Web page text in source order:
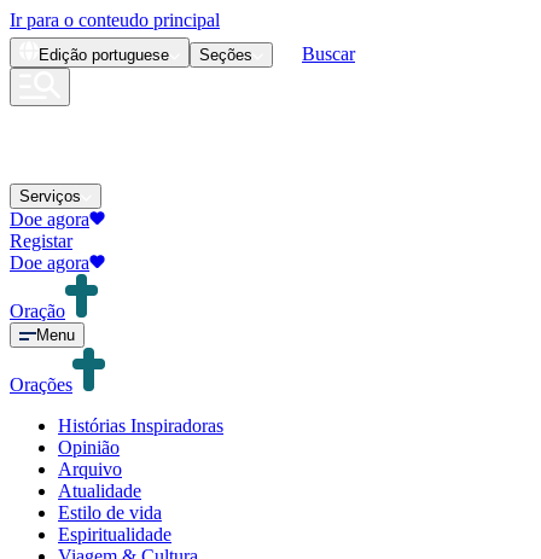
Ir para o conteudo principal
Edição portuguese Seções Buscar
Serviços
Doe agora
Registar
Doe agora
Oração
Menu
Orações
Histórias Inspiradoras
Opinião
Arquivo
Atualidade
Estilo de vida
Espiritualidade